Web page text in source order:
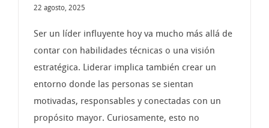
22 agosto, 2025
Ser un líder influyente hoy va mucho más allá de
contar con habilidades técnicas o una visión
estratégica. Liderar implica también crear un
entorno donde las personas se sientan
motivadas, responsables y conectadas con un
propósito mayor. Curiosamente, esto no